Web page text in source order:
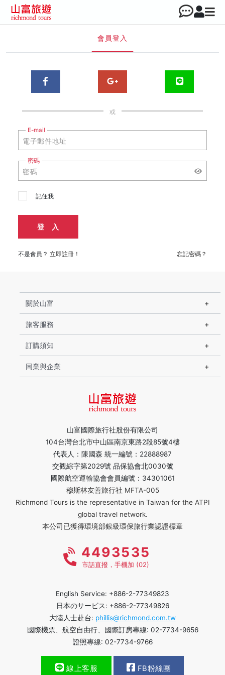
會員登入
或
E-mail
密碼
記住我
登 入
不是會員？ 立即註冊！ 忘記密碼？
山富國際旅行社股份有限公司
104台灣台北市中山區南京東路2段85號4樓
代表人：陳國森 統一編號：22888987
交觀綜字第2029號 品保協會北0030號
國際航空運輸協會會員編號：34301061
穆斯林友善旅行社 MFTA-005
Richmond Tours is the representative in Taiwan for the ATPI
global travel network.
本公司已獲得環境部銀級環保旅行業認證標章
關於山富
旅客服務
訂購須知
同業與企業
4493535
市話直撥，手機加 (02)
English Service: +886-2-77349823
日本のサービス: +886-2-77349826
大陸人士赴台: phillis@richmond.com.tw
國際機票、航空自由行、國際訂房專線: 02-7734-9656
證照專線: 02-7734-9766
線上客服 FB粉絲團